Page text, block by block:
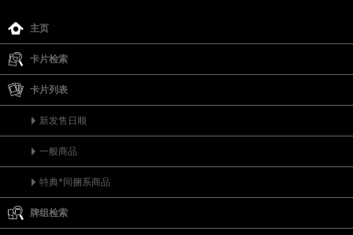
主页
卡片检索
卡片列表
新发售日顺
一般商品
特典*同捆系商品
牌组检索